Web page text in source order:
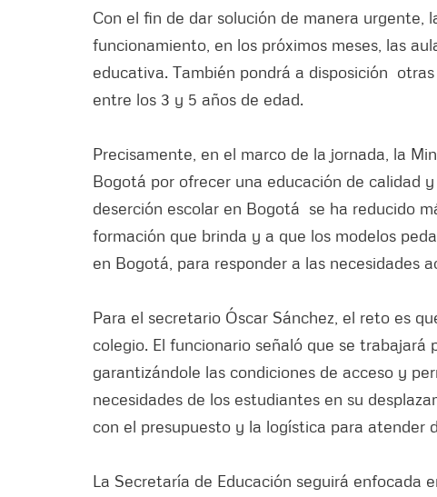
Con el fin de dar solución de manera urgente,
funcionamiento, en los próximos meses, las
educativa. También pondrá a disposición
entre los 3 y 5 años de edad.
Precisamente, en el marco de la jornada, la
Bogotá por ofrecer una educación de calidad
deserción escolar en Bogotá se ha reducido
formación que brinda y a que los modelos
en Bogotá, para responder a las necesidades
Para el secretario Óscar Sánchez, el reto es
colegio. El funcionario señaló que se trabajará
garantizándole las condiciones de acceso y
necesidades de los estudiantes en su
con el presupuesto y la logística para atender
La Secretaría de Educación seguirá enfocada